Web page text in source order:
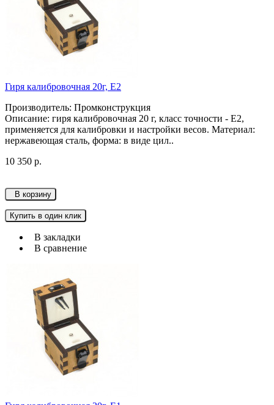
Гиря калибровочная 20г, Е2
Производитель: Промконструкция
Описание: гиря калибровочная 20 г, класс точности - Е2,
применяется для калибровки и настройки весов. Материал:
нержавеющая сталь, форма: в виде цил..
10 350 р.
В корзину
Купить в один клик
В закладки
В сравнение